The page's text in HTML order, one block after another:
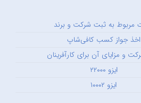
مربوط به ثبت شرکت و برند
اخذ جواز کسب کافی‌شاپ
و مزایای آن برای کارآفرینان
ایزو ۲۲۰۰۰
ایزو ۱۰۰۰۲